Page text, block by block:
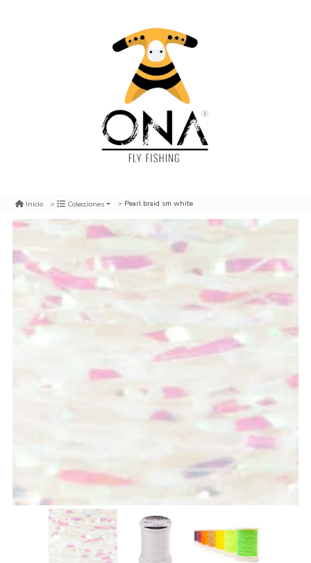
Inicio Colecciones Pearl braid sm white